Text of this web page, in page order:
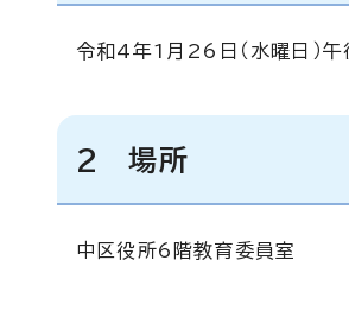
令和4年1月26日（水曜日）
2 場所
中区役所6階教育委員室